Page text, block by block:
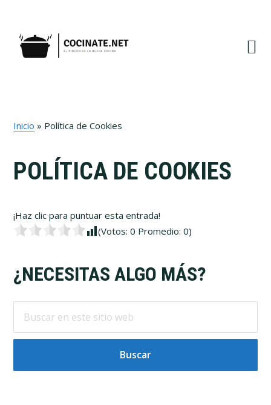
navegación
principal
contenido
principal
Inicio » Política de Cookies
POLÍTICA DE COOKIES
¡Haz clic para puntuar esta entrada!
(Votos:0 Promedio:0)
Footer
¿NECESITAS ALGO MÁS?
este